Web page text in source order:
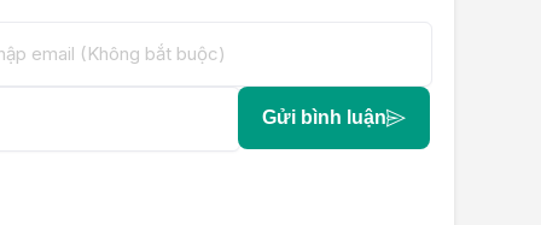
Gửi bình luận